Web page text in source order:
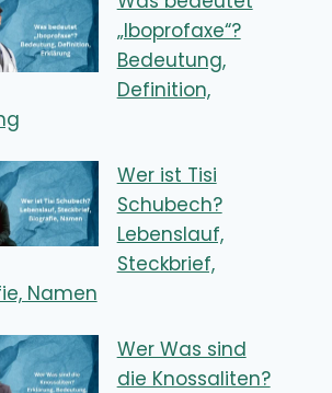
„Iboprofaxe“?
Bedeutung,
Definition,
Wer ist Tisi
Schubech?
Lebenslauf,
Steckbrief,
Namen
Wer Was sind
die Knossaliten?